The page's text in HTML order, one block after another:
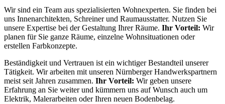
Wir sind ein Team aus spezialisierten Wohnexperten. Sie finden bei
uns Innenarchitekten, Schreiner und Raumausstatter. Nutzen Sie
unsere Expertise bei der Gestaltung Ihrer Räume. Ihr Vorteil: Wir
planen für Sie ganze Räume, einzelne Wohnsituationen oder
erstellen Farbkonzepte.
Beständigkeit und Vertrauen ist ein wichtiger Bestandteil unserer
Tätigkeit. Wir arbeiten mit unseren Nürnberger Handwerkspartnern
meist seit Jahren zusammen. Ihr Vorteil: Wir geben unsere
Erfahrung an Sie weiter und kümmern uns auf Wunsch auch um
Elektrik, Malerarbeiten oder Ihren neuen Bodenbelag.